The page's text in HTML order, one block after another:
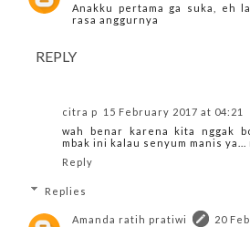
Anakku pertama ga suka, eh
rasa anggurnya
REPLY
citra p
15 February 2017 at 04:21
wah benar karena kita nggak
mbak ini kalau senyum manis
Reply
Replies
Amanda ratih pratiwi
20